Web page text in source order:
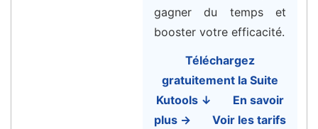
gagner du temps et
booster votre efficacité.
Téléchargez
gratuitement la Suite
Kutools ↓
En savoir
plus →
Voir les tarifs